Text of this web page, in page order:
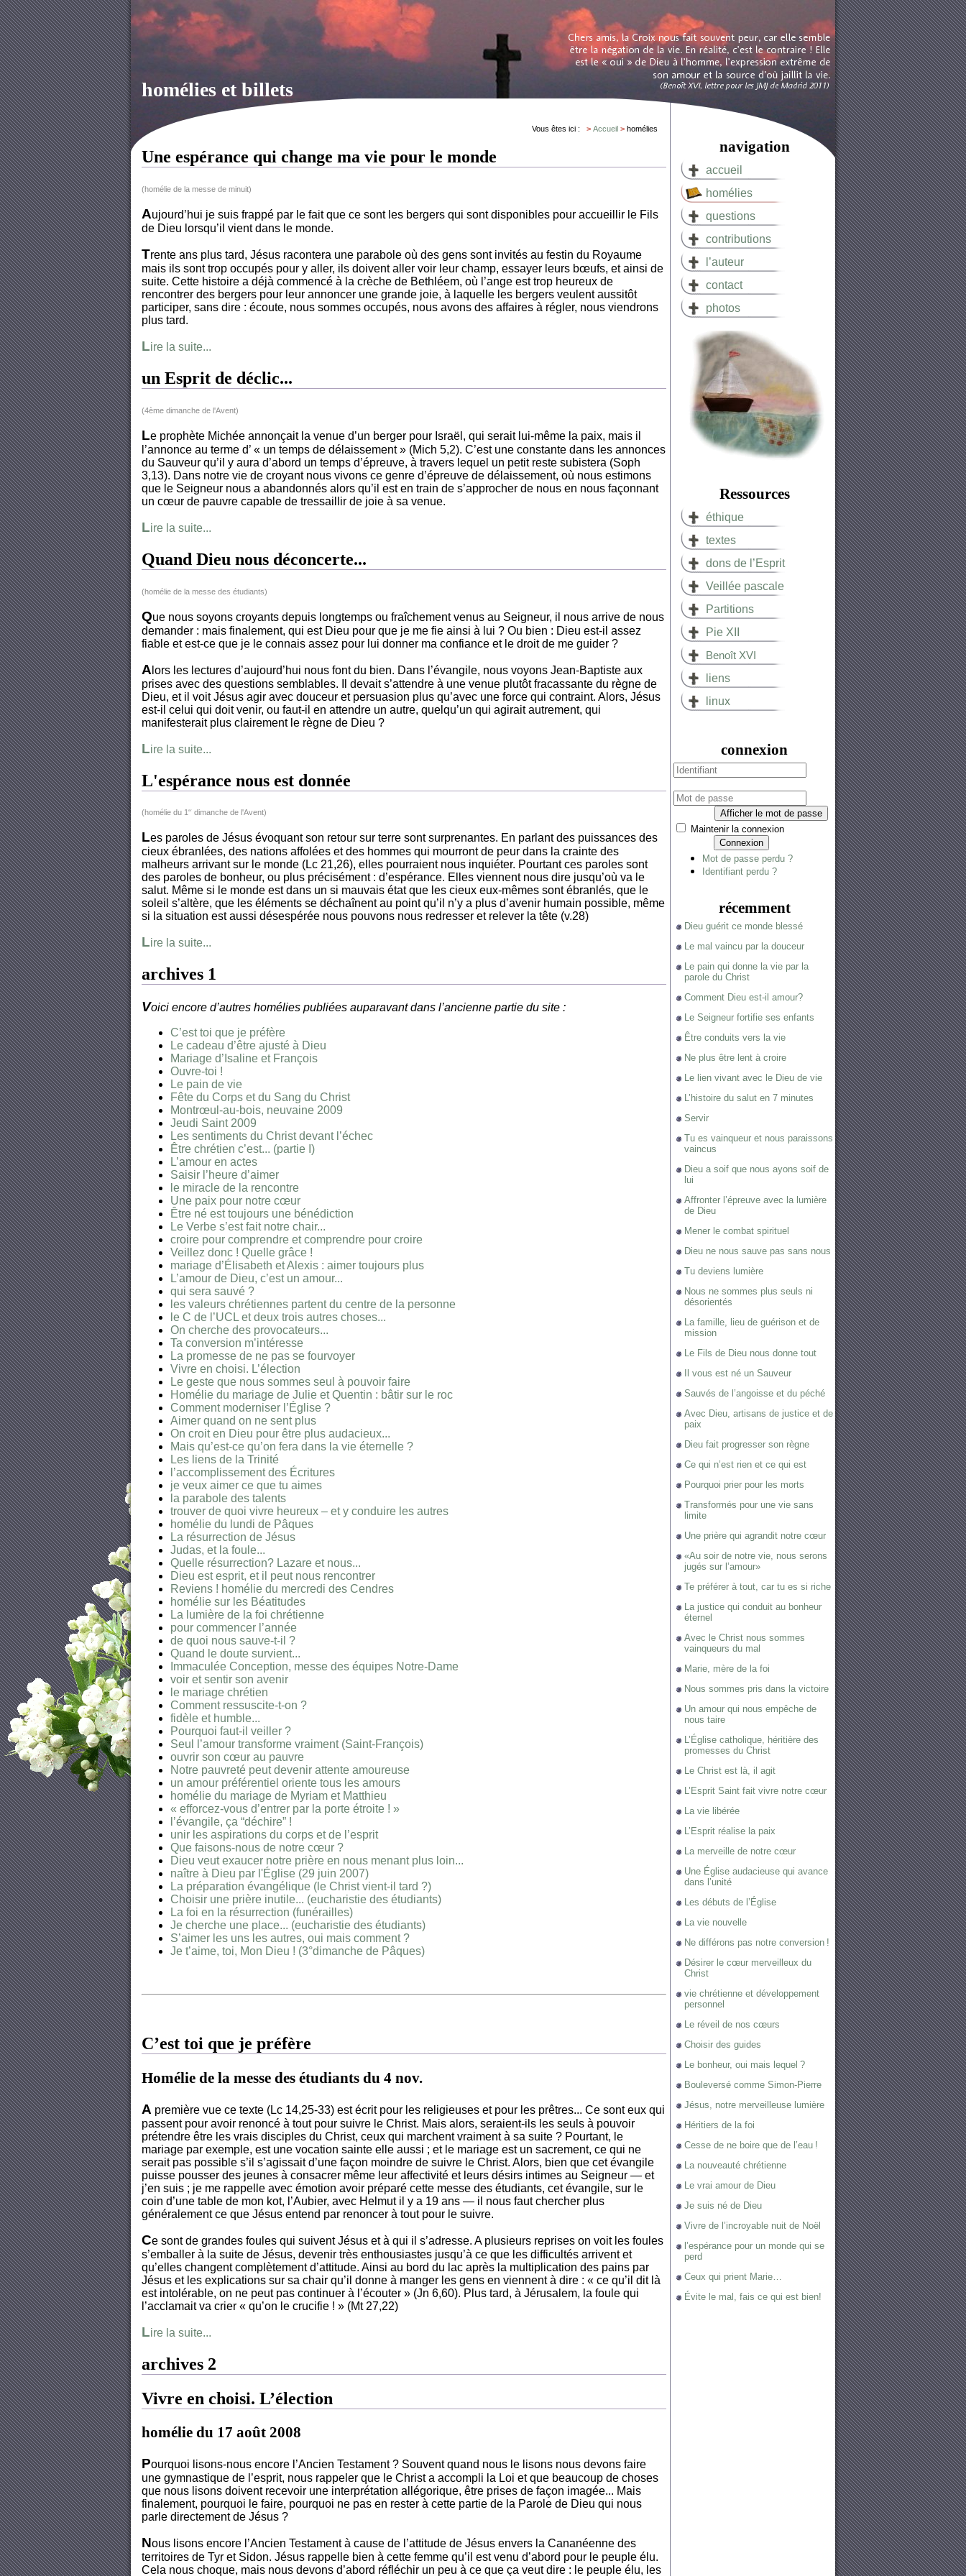
homélies et billets
Vous êtes ici : Accueil homélies
Une espérance qui change ma vie pour le monde
(homélie de la messe de minuit)
Aujourd’hui je suis frappé par le fait que ce sont les bergers qui sont disponibles pour accueillir le Fils
de Dieu lorsqu’il vient dans le monde.
Trente ans plus tard, Jésus racontera une parabole où des gens sont invités au festin du Royaume
mais ils sont trop occupés pour y aller, ils doivent aller voir leur champ, essayer leurs bœufs, et ainsi de
suite. Cette histoire a déjà commencé à la crèche de Bethléem, où l’ange est trop heureux de
rencontrer des bergers pour leur annoncer une grande joie, à laquelle les bergers veulent aussitôt
participer, sans dire : écoute, nous sommes occupés, nous avons des affaires à régler, nous viendrons
plus tard.
Lire la suite...
un Esprit de déclic...
(4ème dimanche de l'Avent)
Le prophète Michée annonçait la venue d’un berger pour Israël, qui serait lui-même la paix, mais il
l’annonce au terme d’ « un temps de délaissement » (Mich 5,2). C’est une constante dans les annonces
du Sauveur qu’il y aura d’abord un temps d’épreuve, à travers lequel un petit reste subistera (Soph
3,13). Dans notre vie de croyant nous vivons ce genre d’épreuve de délaissement, où nous estimons
que le Seigneur nous a abandonnés alors qu’il est en train de s’approcher de nous en nous façonnant
un cœur de pauvre capable de tressaillir de joie à sa venue.
Lire la suite...
Quand Dieu nous déconcerte...
(homélie de la messe des étudiants)
Que nous soyons croyants depuis longtemps ou fraîchement venus au Seigneur, il nous arrive de nous
demander : mais finalement, qui est Dieu pour que je me fie ainsi à lui ? Ou bien : Dieu est-il assez
fiable et est-ce que je le connais assez pour lui donner ma confiance et le droit de me guider ?
A lors les lectures d’aujourd’hui nous font du bien. Dans l’évangile, nous voyons Jean-Baptiste aux
prises avec des questions semblables. Il devait s’attendre à une venue plutôt fracassante du règne de
Dieu, et il voit Jésus agir avec douceur et persuasion plus qu’avec une force qui contraint. Alors, Jésus
est-il celui qui doit venir, ou faut-il en attendre un autre, quelqu’un qui agirait autrement, qui
manifesterait plus clairement le règne de Dieu ?
Lire la suite...
L'espérance nous est donnée
(homélie du 1er dimanche de l'Avent)
Les paroles de Jésus évoquant son retour sur terre sont surprenantes. En parlant des puissances des
cieux ébranlées, des nations affolées et des hommes qui mourront de peur dans la crainte des
malheurs arrivant sur le monde (Lc 21,26), elles pourraient nous inquiéter. Pourtant ces paroles sont
des paroles de bonheur, ou plus précisément : d’espérance. Elles viennent nous dire jusqu’où va le
salut. Même si le monde est dans un si mauvais état que les cieux eux-mêmes sont ébranlés, que le
soleil s’altère, que les éléments se déchaînent au point qu’il n’y a plus d’avenir humain possible, même
si la situation est aussi désespérée nous pouvons nous redresser et relever la tête (v.28)
Lire la suite...
archives 1
Voici encore d’autres homélies publiées auparavant dans l’ancienne partie du site :
C’est toi que je préfère
Le cadeau d’être ajusté à Dieu
Mariage d’Isaline et François
Ouvre-toi !
Le pain de vie
Fête du Corps et du Sang du Christ
Montrœul-au-bois, neuvaine 2009
Jeudi Saint 2009
Les sentiments du Christ devant l’échec
Être chrétien c’est... (partie I)
L’amour en actes
Saisir l’heure d’aimer
le miracle de la rencontre
Une paix pour notre cœur
Être né est toujours une bénédiction
Le Verbe s’est fait notre chair...
croire pour comprendre et comprendre pour croire
Veillez donc ! Quelle grâce !
mariage d’Élisabeth et Alexis : aimer toujours plus
L’amour de Dieu, c’est un amour...
qui sera sauvé ?
les valeurs chrétiennes partent du centre de la personne
le C de l’UCL et deux trois autres choses...
On cherche des provocateurs...
Ta conversion m’intéresse
La promesse de ne pas se fourvoyer
Vivre en choisi. L’élection
Le geste que nous sommes seul à pouvoir faire
Homélie du mariage de Julie et Quentin : bâtir sur le roc
Comment moderniser l’Église ?
Aimer quand on ne sent plus
On croit en Dieu pour être plus audacieux...
Mais qu’est-ce qu’on fera dans la vie éternelle ?
Les liens de la Trinité
l’accomplissement des Écritures
je veux aimer ce que tu aimes
la parabole des talents
trouver de quoi vivre heureux – et y conduire les autres
homélie du lundi de Pâques
La résurrection de Jésus
Judas, et la foule...
Quelle résurrection? Lazare et nous...
Dieu est esprit, et il peut nous rencontrer
Reviens ! homélie du mercredi des Cendres
homélie sur les Béatitudes
La lumière de la foi chrétienne
pour commencer l’année
de quoi nous sauve-t-il ?
Quand le doute survient...
Immaculée Conception, messe des équipes Notre-Dame
voir et sentir son avenir
le mariage chrétien
Comment ressuscite-t-on ?
fidèle et humble...
Pourquoi faut-il veiller ?
Seul l’amour transforme vraiment (Saint-François)
ouvrir son cœur au pauvre
Notre pauvreté peut devenir attente amoureuse
un amour préférentiel oriente tous les amours
homélie du mariage de Myriam et Matthieu
« efforcez-vous d’entrer par la porte étroite ! »
l’évangile, ça “déchire” !
unir les aspirations du corps et de l’esprit
Que faisons-nous de notre cœur ?
Dieu veut exaucer notre prière en nous menant plus loin...
naître à Dieu par l'Église (29 juin 2007)
La préparation évangélique (le Christ vient-il tard ?)
Choisir une prière inutile... (eucharistie des étudiants)
La foi en la résurrection (funérailles)
Je cherche une place... (eucharistie des étudiants)
S’aimer les uns les autres, oui mais comment ?
Je t’aime, toi, Mon Dieu ! (3°dimanche de Pâques)
C’est toi que je préfère
Homélie de la messe des étudiants du 4 nov.
A première vue ce texte (Lc 14,25-33) est écrit pour les religieuses et pour les prêtres... Ce sont eux qui
passent pour avoir renoncé à tout pour suivre le Christ. Mais alors, seraient-ils les seuls à pouvoir
prétendre être les vrais disciples du Christ, ceux qui marchent vraiment à sa suite ? Pourtant, le
mariage par exemple, est une vocation sainte elle aussi ; et le mariage est un sacrement, ce qui ne
serait pas possible s’il s’agissait d’une façon moindre de suivre le Christ. Alors, bien que cet évangile
puisse pousser des jeunes à consacrer même leur affectivité et leurs désirs intimes au Seigneur — et
j’en suis ; je me rappelle avec émotion avoir préparé cette messe des étudiants, cet évangile, sur le
coin d’une table de mon kot, l’Aubier, avec Helmut il y a 19 ans — il nous faut chercher plus
généralement ce que Jésus entend par renoncer à tout pour le suivre.
Ce sont de grandes foules qui suivent Jésus et à qui il s’adresse. A plusieurs reprises on voit les foules
s’emballer à la suite de Jésus, devenir très enthousiastes jusqu’à ce que les difficultés arrivent et
qu’elles changent complètement d’attitude. Ainsi au bord du lac après la multiplication des pains par
Jésus et les explications sur sa chair qu’il donne à manger les gens en viennent à dire : « ce qu’il dit là
est intolérable, on ne peut pas continuer à l’écouter » (Jn 6,60). Plus tard, à Jérusalem, la foule qui
l’acclamait va crier « qu’on le crucifie ! » (Mt 27,22)
Lire la suite...
archives 2
Vivre en choisi. L’élection
homélie du 17 août 2008
Pourquoi lisons-nous encore l’Ancien Testament ? Souvent quand nous le lisons nous devons faire
une gymnastique de l’esprit, nous rappeler que le Christ a accompli la Loi et que beaucoup de choses
que nous lisons doivent recevoir une interprétation allégorique, être prises de façon imagée... Mais
finalement, pourquoi le faire, pourquoi ne pas en rester à cette partie de la Parole de Dieu qui nous
parle directement de Jésus ?
Nous lisons encore l’Ancien Testament à cause de l’attitude de Jésus envers la Cananéenne des
territoires de Tyr et Sidon. Jésus rappelle bien à cette femme qu’il est venu d’abord pour le peuple élu.
Cela nous choque, mais nous devons d’abord réfléchir un peu à ce que ça veut dire : le peuple élu, les
navigation
accueil
homélies
questions
contributions
l’auteur
contact
photos
Ressources
éthique
textes
dons de l’Esprit
Veillée pascale
Partitions
Pie XII
Benoît XVI
liens
linux
connexion
Afficher le mot de passe
Maintenir la connexion
Connexion
Mot de passe perdu ?
Identifiant perdu ?
récemment
Dieu guérit ce monde blessé
Le mal vaincu par la douceur
Le pain qui donne la vie par la
parole du Christ
Comment Dieu est-il amour?
Le Seigneur fortifie ses enfants
Être conduits vers la vie
Ne plus être lent à croire
Le lien vivant avec le Dieu de vie
L’histoire du salut en 7 minutes
Servir
Tu es vainqueur et nous paraissons
vaincus
Dieu a soif que nous ayons soif de
lui
Affronter l’épreuve avec la lumière
de Dieu
Mener le combat spirituel
Dieu ne nous sauve pas sans nous
Tu deviens lumière
Nous ne sommes plus seuls ni
désorientés
La famille, lieu de guérison et de
mission
Le Fils de Dieu nous donne tout
Il vous est né un Sauveur
Sauvés de l’angoisse et du péché
Avec Dieu, artisans de justice et de
paix
Dieu fait progresser son règne
Ce qui n’est rien et ce qui est
Pourquoi prier pour les morts
Transformés pour une vie sans
limite
Une prière qui agrandit notre cœur
«Au soir de notre vie, nous serons
jugés sur l’amour»
Te préférer à tout, car tu es si riche
La justice qui conduit au bonheur
éternel
Avec le Christ nous sommes
vainqueurs du mal
Marie, mère de la foi
Nous sommes pris dans la victoire
Un amour qui nous empêche de
nous taire
L’Église catholique, héritière des
promesses du Christ
Le Christ est là, il agit
L’Esprit Saint fait vivre notre cœur
La vie libérée
L’Esprit réalise la paix
La merveille de notre cœur
Une Église audacieuse qui avance
dans l’unité
Les débuts de l’Église
La vie nouvelle
Ne différons pas notre conversion !
Désirer le cœur merveilleux du
Christ
vie chrétienne et développement
personnel
Le réveil de nos cœurs
Choisir des guides
Le bonheur, oui mais lequel ?
Bouleversé comme Simon-Pierre
Jésus, notre merveilleuse lumière
Héritiers de la foi
Cesse de ne boire que de l’eau !
La nouveauté chrétienne
Le vrai amour de Dieu
Je suis né de Dieu
Vivre de l’incroyable nuit de Noël
l’espérance pour un monde qui se
perd
Ceux qui prient Marie…
Évite le mal, fais ce qui est bien!